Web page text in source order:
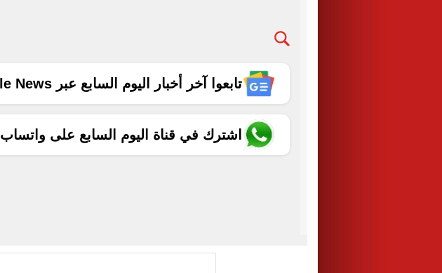
تابعوا آخر أخبار اليوم السابع عبر Google News
اشترك في قناة اليوم السابع على واتساب